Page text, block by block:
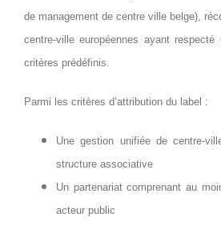
de management de centre ville belge),
centre-ville européennes ayant
critères prédéfinis.
Parmi les critères d’attribution du label :
Une gestion unifiée de centre-
structure associative
Un partenariat comprenant au
acteur public